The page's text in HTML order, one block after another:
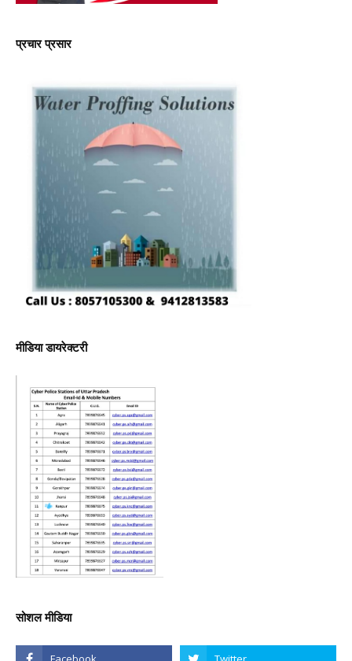
प्रचार प्रसार
मीडिया डायरेक्टरी
सोशल मीडिया